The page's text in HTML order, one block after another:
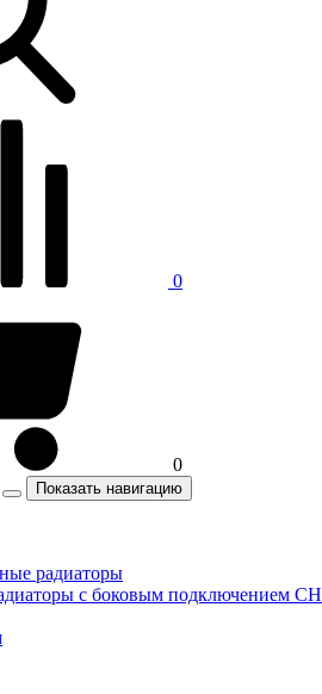
0
0
Показать навигацию
радиаторы
c боковым подключением CH